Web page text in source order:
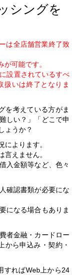
シングを
は全店舗営業終了致
可能です。
設置されているすべ
扱いは終了となりま
を考えている方がま
しい？」「どこで申
ょうか？
よります。
えません。
入金額等など、色々
確認書類が必要にな
になる場合もありま
者金融・カードロー
から申込み・契約・
すればWeb上から24